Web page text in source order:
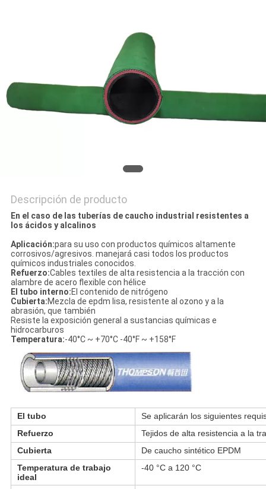
PRIVACY
POLICY
Descripción de producto
En el caso de las tuberías de caucho industrial resistentes a
los ácidos y alcalinos
Aplicación:para su uso con productos químicos altamente
corrosivos/agresivos. manejará casi todos los productos
químicos industriales conocidos.
Refuerzo:Cables textiles de alta resistencia a la tracción con
alambre de acero flexible con hélice
El tubo interno:El contenido de nitrógeno
Cubierta:Mezcla de epdm lisa, resistente al ozono y a la
abrasión, que también
Resiste la exposición general a sustancias químicas e
hidrocarburos
Temperatura:-40°C ~ +70°C -40°F ~ +158°F
El tubo
Se aplicarán los siguientes
Refuerzo
Tejidos de alta resistencia a la
Cubierta
De caucho sintético EPDM
Temperatura de trabajo
ideal
-40 °C a 120 °C